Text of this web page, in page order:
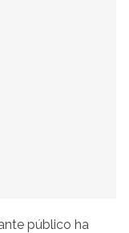
público ha